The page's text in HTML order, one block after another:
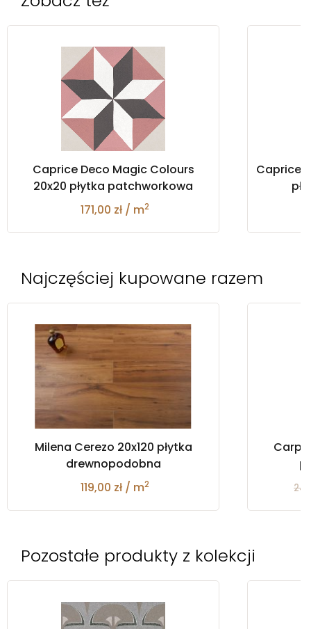
Caprice Deco Magic Colours
20x20 płytka patchworkowa
171,00 zł / m2
Caprice
Najczęściej kupowane razem
Milena Cerezo 20x120 płytka
drewnopodobna
119,00 zł / m2
Pozostałe produkty z kolekcji